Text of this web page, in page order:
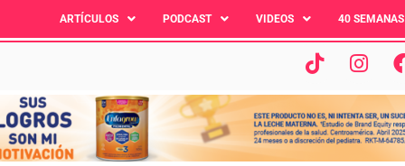
ARTÍCULOS PODCAST VIDEOS 40